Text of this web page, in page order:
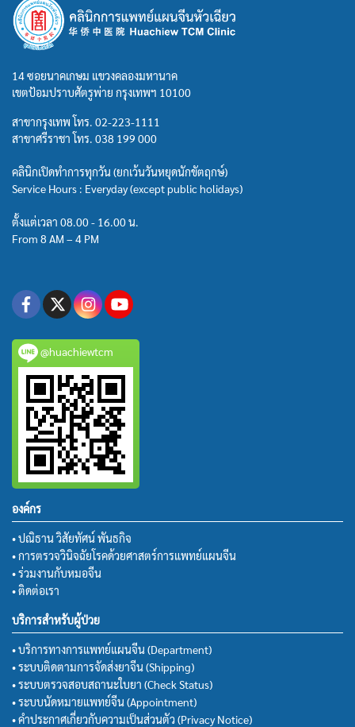
14 ซอยนาคเกษม แขวงคลองมหานาค
เขตป้อมปราบศัตรูพ่าย กรุงเทพฯ 10100
สาขากรุงเทพ โทร. 02-223-1111
สาขาศรีราชา โทร. 038 199 000
คลินิกเปิดทำการทุกวัน (ยกเว้นวันหยุดนักขัตฤกษ์)
Service Hours : Everyday (except public holidays)
ตั้งแต่เวลา 08.00 - 16.00 น.
From 8 AM – 4 PM
@huachiewtcm
องค์กร
• ปณิธาน วิสัยทัศน์ พันธกิจ
• การตรวจวินิจฉัยโรคด้วยศาสตร์การแพทย์แผนจีน
• ร่วมงานกับหมอจีน
• ติดต่อเรา
บริการสำหรับผู้ป่วย
• บริการทางการแพทย์แผนจีน (Department)
• ระบบติดตามการจัดส่งยาจีน (Shipping)
• ระบบตรวจสอบสถานะใบยา (Check Status)
• ระบบนัดหมายแพทย์จีน (Appointment)
• คำประกาศเกี่ยวกับความเป็นส่วนตัว (Privacy Notice)